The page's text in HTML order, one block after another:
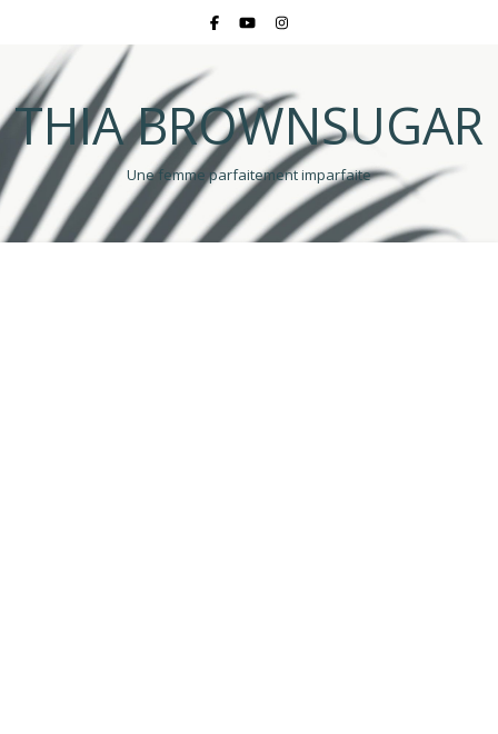
THIA BROWNSUGAR
Une femme parfaitement imparfaite